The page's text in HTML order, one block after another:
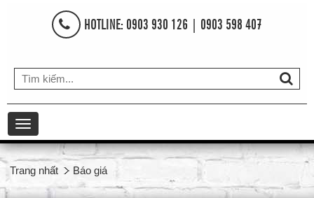
HOTLINE: 0903 930 126 | 0903 598 407
Toggle
navigation
Trang nhất Báo giá